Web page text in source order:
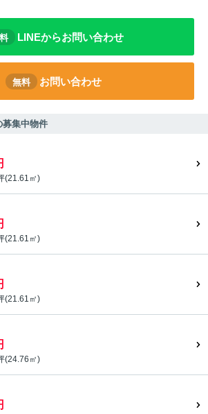
LINEからお問い合わせ
無料 お問い合わせ
募集中物件
(21.61㎡)
(21.61㎡)
(21.61㎡)
(24.76㎡)